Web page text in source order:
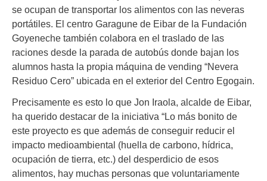
se ocupan de transportar los alimentos con las neveras
portátiles. El centro Garagune de Eibar de la Fundación
Goyeneche también colabora en el traslado de las
raciones desde la parada de autobús donde bajan los
alumnos hasta la propia máquina de vending “Nevera
Residuo Cero” ubicada en el exterior del Centro Egogain.
Precisamente es esto lo que Jon Iraola, alcalde de Eibar,
ha querido destacar de la iniciativa “Lo más bonito de
este proyecto es que además de conseguir reducir el
impacto medioambiental (huella de carbono, hídrica,
ocupación de tierra, etc.) del desperdicio de esos
alimentos, hay muchas personas que voluntariamente